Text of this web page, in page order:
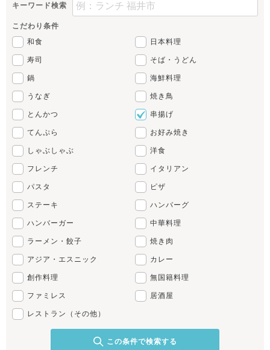
キーワード検索
こだわり条件
和食
日本料理
寿司 そば・うどん
鍋 海鮮料理
うなぎ 焼き鳥
とんかつ 串揚げ
てんぷら お好み焼き
しゃぶしゃぶ 洋食
フレンチ イタリアン
パスタ ピザ
ステーキ ハンバーグ
ハンバーガー 中華料理
ラーメン・餃子 焼き肉
アジア・エスニック カレー
創作料理 無国籍料理
ファミレス 居酒屋
レストラン（その他）
この条件で検索する